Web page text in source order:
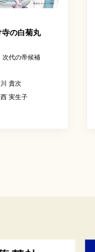
寺の白菊丸
次代の帝候補
貴次
実生子